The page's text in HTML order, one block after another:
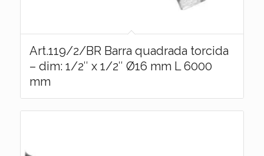
Art.119/2/BR Barra quadrada torcida
– dim: 1/2″ x 1/2″ Ø16 mm L 6000
mm